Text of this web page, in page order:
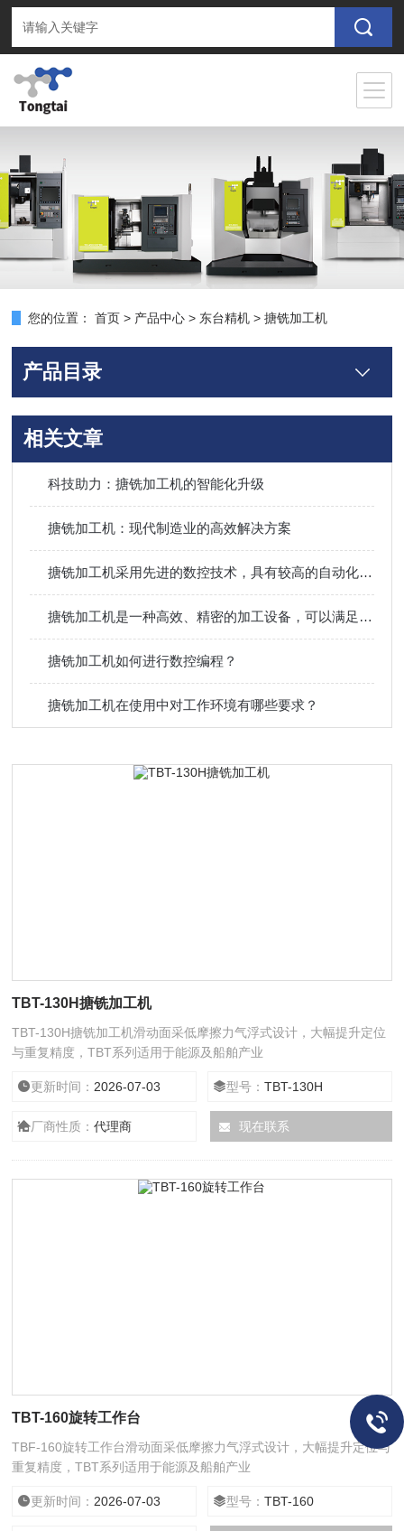
您的位置： 首页 > 产品中心 > 东台精机 >搪铣加工机
产品目录
相关文章
科技助力：搪铣加工机的智能化升级
搪铣加工机：现代制造业的高效解决方案
搪铣加工机采用先进的数控技术，具有较高的自动化程度
搪铣加工机是一种高效、精密的加工设备，可以满足许多不同行业的加工需求
搪铣加工机如何进行数控编程？
搪铣加工机在使用中对工作环境有哪些要求？
TBT-130H搪铣加工机
TBT-130H搪铣加工机滑动面采低摩擦力气浮式设计，大幅提升定位
与重复精度，TBT系列适用于能源及船舶产业
更新时间： 2026-07-03 型号：TBT-130H
厂商性质：代理商 现在联系
TBT-160旋转工作台
TBF-160旋转工作台滑动面采低摩擦力气浮式设计，大幅提升定位与
重复精度，TBT系列适用于能源及船舶产业
更新时间： 2026-07-03 型号：TBT-160